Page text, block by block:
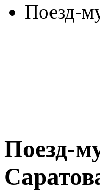
Поезд-
Поезд-